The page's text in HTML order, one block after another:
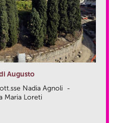
Augusto
Nadia Agnoli -
Maria Loreti